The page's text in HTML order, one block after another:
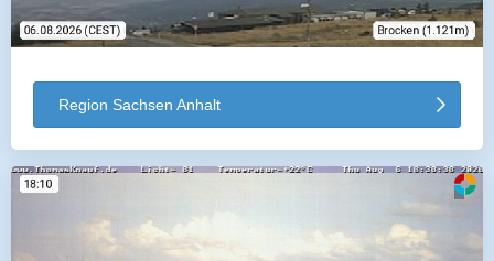
Region Sachsen Anhalt